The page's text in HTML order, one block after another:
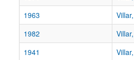
1963
1982
1941